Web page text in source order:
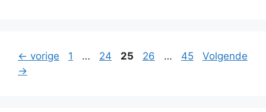
← vorige Pagina
1 … Pagina
24 Pagina
25 Pagina
26 … Pagina
45
Volgende
→